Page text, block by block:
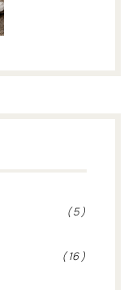
( 5 )
( 16 )